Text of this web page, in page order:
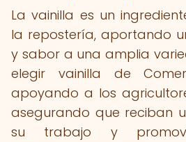
La vainilla es un
la repostería, aportando
y sabor a una amplia
elegir vainilla de
apoyando a los
asegurando que reciban
su trabajo y